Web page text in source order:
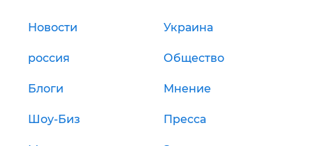
Новости Украина
россия Общество
Блоги Мнение
Шоу-Биз Пресса